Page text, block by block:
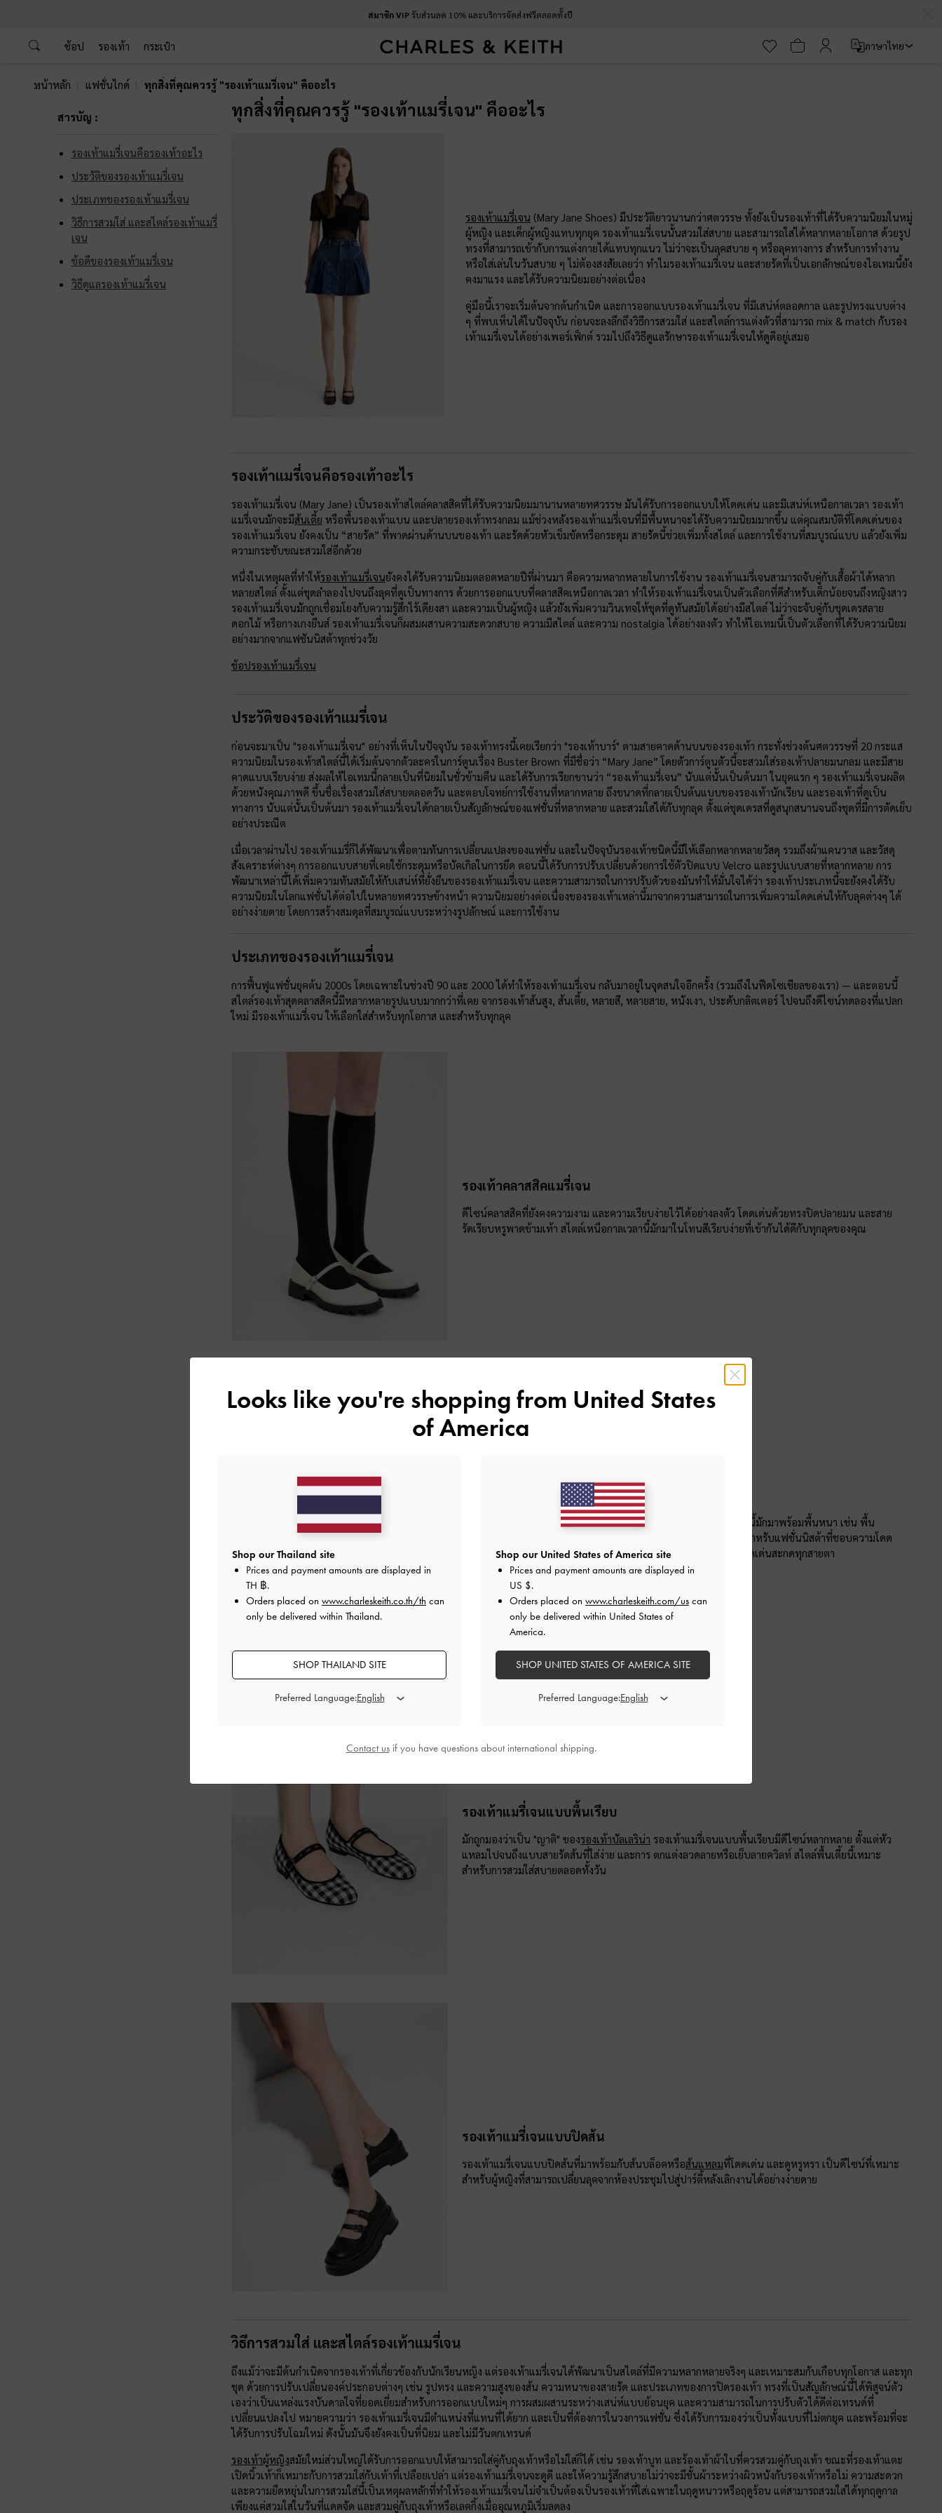
สมาชิก VIPรับส่วนลด 10% และบริการจัดส่งฟรีตลอดทั้งปี
บริการส่งด่วนภายในวัน : เมื่อสั่งซื้อก่อน 9.00 น.
ช้อป รองเท้า กระเป๋า ภาษาไทย
หน้าหลัก แฟชั่นไกด์ ทุกสิ่งที่คุณควรรู้ "รองเท้าแมรี่เจน" คืออะไร
สารบัญ :
รองเท้าแมรี่เจนคือรองเท้าอะไร
ประวัติของรองเท้าแมรี่เจน
ประเภทของรองเท้าแมรี่เจน
วิธีการสวมใส่ และสไตล์รองเท้าแมรี่
เจน
ข้อดีของรองเท้าแมรี่เจน
วิธีดูแลรองเท้าแมรี่เจน
ทุกสิ่งที่คุณควรรู้ "รองเท้าแมรี่เจน" คืออะไร
รองเท้าแมรี่เจน (Mary Jane Shoes) มีประวัติยาวนานกว่าศตวรรษ ทั้งยังเป็นรองเท้าที่ได้รับความนิยมในหมู่
ผู้หญิง และเด็กผู้หญิงแทบทุกยุค รองเท้าแมรี่เจนนั้นสวมใส่สบาย และสามารถใส่ได้หลากหลายโอกาส ด้วยรูป
ทรงที่สามารถเข้ากับการแต่งกายได้แทบทุกแนว ไม่ว่าจะเป็นลุคสบาย ๆ หรือลุคทางการ สำหรับการทำงาน
หรือใส่เล่นในวันสบาย ๆ ไม่ต้องสงสัยเลยว่า ทำไมรองเท้าแมรี่เจน และสายรัดที่เป็นเอกลักษณ์ของไอเทมนี้ยัง
คงมาแรง และได้รับความนิยมอย่างต่อเนื่อง
คู่มือนี้เราจะเริ่มต้นจากต้นกำเนิด และการออกแบบรองเท้าแมรี่เจน ที่มีเสน่ห์ตลอดกาล และรูปทรงแบบต่าง
ๆ ที่พบเห็นได้ในปัจจุบัน ก่อนจะลงลึกถึงวิธีการสวมใส่ และสไตล์การแต่งตัวที่สามารถ mix & match กับรอง
เท้าแมรี่เจนได้อย่างเพอร์เฟ็กต์ รวมไปถึงวิธีดูแลรักษารองเท้าแมรี่เจนให้ดูดีอยู่เสมอ
รองเท้าแมรี่เจนคือรองเท้าอะไร
รองเท้าแมรี่เจน (Mary Jane) เป็นรองเท้าสไตล์คลาสสิคที่ได้รับความนิยมมานานหลายทศวรรษ มันได้รับการออกแบบให้โดดเด่น และมีเสน่ห์เหนือกาลเวลา รองเท้า
แมรี่เจนมักจะมีส้นเตี้ย หรือพื้นรองเท้าแบน และปลายรองเท้าทรงกลม แม้ช่วงหลังรองเท้าแมรี่เจนที่มีพื้นหนาจะได้รับความนิยมมากขึ้น แต่คุณสมบัติที่โดดเด่นของ
รองเท้าแมรี่เจน ยังคงเป็น “สายรัด” ที่พาดผ่านด้านบนของเท้า และรัดด้วยหัวเข็มขัดหรือกระดุม สายรัดนี้ช่วยเพิ่มทั้งสไตล์ และการใช้งานที่สมบูรณ์แบบ แล้วยังเพิ่ม
ความกระชับขณะสวมใส่อีกด้วย
หนึ่งในเหตุผลที่ทำให้รองเท้าแมรี่เจนยังคงได้รับความนิยมตลอดหลายปีที่ผ่านมา คือความหลากหลายในการใช้งาน รองเท้าแมรี่เจนสามารถจับคู่กับเสื้อผ้าได้หลาก
หลายสไตล์ ตั้งแต่ชุดลำลองไปจนถึงลุคที่ดูเป็นทางการ ด้วยการออกแบบที่คลาสสิคเหนือกาลเวลา ทำให้รองเท้าแมรี่เจนเป็นตัวเลือกที่ดีสำหรับเด็กน้อยจนถึงหญิงสาว
รองเท้าแมรี่เจนมักถูกเชื่อมโยงกับความรู้สึกไร้เดียงสา และความเป็นผู้หญิง แล้วยังเพิ่มความวินเทจให้ชุดที่ดูทันสมัยได้อย่างมีสไตล์ ไม่ว่าจะจับคู่กับชุดเดรสลาย
ดอกไม้ หรือกางเกงยีนส์ รองเท้าแมรี่เจนก็ผสมผสานความสะดวกสบาย ความมีสไตล์ และความ nostalgia ได้อย่างลงตัว ทำให้ไอเทมนี้เป็นตัวเลือกที่ได้รับความนิยม
อย่างมากจากแฟชันนิสต้าทุกช่วงวัย
ช้อปรองเท้าแมรี่เจน
ประวัติของรองเท้าแมรี่เจน
ก่อนจะมาเป็น "รองเท้าแมรี่เจน" อย่างที่เห็นในปัจจุบัน รองเท้าทรงนี้เคยเรียกว่า "รองเท้าบาร์" ตามสายคาดด้านบนของรองเท้า กระทั่งช่วงต้นศตวรรษที่ 20 กระแส
ความนิยมในรองเท้าสไตล์นี้ได้เริ่มต้นจากตัวละครในการ์ตูนเรื่อง Buster Brown ที่มีชื่อว่า “Mary Jane” โดยตัวการ์ตูนตัวนี้จะสวมใส่รองเท้าปลายมนกลม และมีสาย
คาดแบบเรียบง่าย ส่งผลให้ไอเทมนี้กลายเป็นที่นิยมในชั่วข้ามคืน และได้รับการเรียกขานว่า “รองเท้าแมรี่เจน” นับแต่นั้นเป็นต้นมา ในยุคแรก ๆ รองเท้าแมรี่เจนผลิต
ด้วยหนังคุณภาพดี ขึ้นชื่อเรื่องสวมใส่สบายตลอดวัน และตอบโจทย์การใช้งานที่หลากหลาย ถึงขนาดที่กลายเป็นต้นแบบของรองเท้านักเรียน และรองเท้าที่ดูเป็น
ทางการ นับแต่นั้นเป็นต้นมา รองเท้าแมรี่เจนได้กลายเป็นสัญลักษณ์ของแฟชั่นที่หลากหลาย และสวมใส่ได้กับทุกลุค ตั้งแต่ชุดเดรสที่ดูสนุกสนานจนถึงชุดที่มีการตัดเย็บ
อย่างประณีต
เมื่อเวลาผ่านไป รองเท้าแมรี่ก็ได้พัฒนาเพื่อตามทันการเปลี่ยนแปลงของแฟชั่น และในปัจจุบันรองเท้าชนิดนี้มีให้เลือกหลากหลายวัสดุ รวมถึงผ้าแคนวาส และวัสดุ
สังเคราะห์ต่างๆ การออกแบบสายที่เคยใช้กระดุมหรือบัคเกิลในการยึด ตอนนี้ได้รับการปรับเปลี่ยนด้วยการใช้ตัวปิดแบบ Velcro และรูปแบบสายที่หลากหลาย การ
พัฒนาเหล่านี้ได้เพิ่มความทันสมัยให้กับเสน่ห์ที่ยั่งยืนของรองเท้าแมรี่เจน และความสามารถในการปรับตัวของมันทำให้มั่นใจได้ว่า รองเท้าประเภทนี้จะยังคงได้รับ
ความนิยมในโลกแฟชั่นได้ต่อไปในหลายทศวรรษข้างหน้า ความนิยมอย่างต่อเนื่องของรองเท้าเหล่านี้มาจากความสามารถในการเพิ่มความโดดเด่นให้กับลุคต่างๆ ได้
อย่างง่ายดาย โดยการสร้างสมดุลที่สมบูรณ์แบบระหว่างรูปลักษณ์ และการใช้งาน
ประเภทของรองเท้าแมรี่เจน
การฟื้นฟูแฟชั่นยุคต้น 2000s โดยเฉพาะในช่วงปี 90 และ 2000 ได้ทำให้รองเท้าแมรี่เจน กลับมาอยู่ในจุดสนใจอีกครั้ง (รวมถึงในฟีดโซเชียลของเรา) — และตอนนี้
สไตล์รองเท้าสุดคลาสสิคนี้มีหลากหลายรูปแบบมากกว่าที่เคย จากรองเท้าส้นสูง, ส้นเตี้ย, หลายสี, หลายสาย, หนังเงา, ประดับกลิตเตอร์ ไปจนถึงดีไซน์ทดลองที่แปลก
ใหม่ มีรองเท้าแมรี่เจน ให้เลือกใส่สำหรับทุกโอกาส และสำหรับทุกลุค
รองเท้าคลาสสิคแมรี่เจน
ดีไซน์คลาสสิคที่ยังคงความงาม และความเรียบง่ายไว้ได้อย่างลงตัว โดดเด่นด้วยทรงปิดปลายมน และสาย
รัดเรียบหรูพาดข้ามเท้า สไตล์เหนือกาลเวลานี้มักมาในโทนสีเรียบง่ายที่เข้ากันได้ดีกับทุกลุคของคุณ
รองเท้าแมรี่เจนแบบพื้นหนา
เวอร์ชันที่ดูเปรี้ยว และเท่สตรีทกว่าของรองเท้าแมรี่เจนคลาสสิค สไตล์นี้มักมาพร้อมพื้นหนา เช่น พื้น
รองเท้าแบบลายดอกยางที่แข็งแรง และสายรัดแบบ T-bar ที่หนาขึ้น สำหรับแฟชั่นนิสต้าที่ชอบความโดด
เด่น ดีไซน์แบบ avant-garde และรูปทรงแปลกใหม่ช่วยเสริมลุคให้โดดเด่นสะกดทุกสายตา
รองเท้าแมรี่เจนแบบพื้นเรียบ
มักถูกมองว่าเป็น "ญาติ" ของรองเท้าบัลเลริน่า รองเท้าแมรี่เจนแบบพื้นเรียบมีดีไซน์หลากหลาย ตั้งแต่หัว
แหลมไปจนถึงแบบสายรัดส้นที่ใส่ง่าย และการ ตกแต่งลวดลายหรือเย็บลายควิลท์ สไตล์พื้นเตี้ยนี้เหมาะ
สำหรับการสวมใส่สบายตลอดทั้งวัน
รองเท้าแมรี่เจนแบบปิดส้น
รองเท้าแมรี่เจนแบบปิดส้นที่มาพร้อมกับส้นบล็อคหรือส้นแหลมที่โดดเด่น และดูหรูหรา เป็นดีไซน์ที่เหมาะ
สำหรับผู้หญิงที่สามารถเปลี่ยนลุคจากห้องประชุมไปสู่ปาร์ตี้หลังเลิกงานได้อย่างง่ายดาย
วิธีการสวมใส่ และสไตล์รองเท้าแมรี่เจน
ถึงแม้ว่าจะมีต้นกำเนิดจากรองเท้าที่เกี่ยวข้องกับนักเรียนหญิง แต่รองเท้าแมรี่เจนได้พัฒนาเป็นสไตล์ที่มีความหลากหลายจริงๆ และเหมาะสมกับเกือบทุกโอกาส และทุก
ชุด ด้วยการปรับเปลี่ยนองค์ประกอบต่างๆ เช่น รูปทรง และความสูงของส้น ความหนาของสายรัด และประเภทของการปิดรองเท้า ทรงที่เป็นสัญลักษณ์นี้ได้พิสูจน์ตัว
เองว่าเป็นแหล่งแรงบันดาลใจที่ยอดเยี่ยมสำหรับการออกแบบใหม่ๆ การผสมผสานระหว่างเสน่ห์แบบย้อนยุค และความสามารถในการปรับตัวได้ดีต่อเทรนด์ที่
เปลี่ยนแปลงไป หมายความว่า รองเท้าแมรี่เจนมีตำแหน่งที่แทนที่ได้ยาก และเป็นที่ต้องการในวงการแฟชั่น ซึ่งได้รับการมองว่าเป็นทั้งแบบที่ไม่ตกยุค และพร้อมที่จะ
ได้รับการปรับโฉมใหม่ ดังนั้นมันจึงยังคงเป็นที่นิยม และไม่มีวันตกเทรนด์
รองเท้าผู้หญิงสมัยใหม่ส่วนใหญ่ได้รับการออกแบบให้สามารถใส่คู่กับถุงเท้าหรือไม่ใส่ก็ได้ เช่น รองเท้าบูท และร้องเท้าผ้าใบที่ควรสวมคู่กับถุงเท้า ขณะที่รองเท้าแตะ
เปิดนิ้วเท้าก็เหมาะกับการสวมใส่กับเท้าที่เปลือยเปล่า แต่รองเท้าแมรี่เจนจะดูดี และให้ความรู้สึกสบายไม่ว่าจะมีชั้นผ้าระหว่างผิวหนังกับรองเท้าหรือไม่ ความสะดวก
และความยืดหยุ่นในการสวมใส่นี้เป็นเหตุผลหลักที่ทำให้รองเท้าแมรี่เจนไม่จำเป็นต้องเป็นรองเท้าที่ใส่เฉพาะในฤดูหนาวหรือฤดูร้อน แต่สามารถสวมใส่ได้ทุกฤดูกาล
เพียงแค่สวมใส่ในวันที่แดดจัด และสวมคู่กับถุงเท้าหรือเลคกิ้งเมื่ออุณหภูมิเริ่มลดลง
Looks like you're shopping from United States
of America
Shop our Thailand site
Prices and payment amounts are displayed in
TH ฿.
Orders placed on www.charleskeith.co.th/th can
only be delivered within Thailand.
SHOP THAILAND SITE
Preferred Language:
Shop our United States of America site
Prices and payment amounts are displayed in
US $.
Orders placed on www.charleskeith.com/us can
only be delivered within United States of
America.
SHOP UNITED STATES OF AMERICA SITE
Preferred Language:
Contact usif you have questions about international shipping.